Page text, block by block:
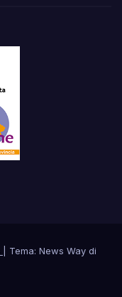
Tema: News Way di